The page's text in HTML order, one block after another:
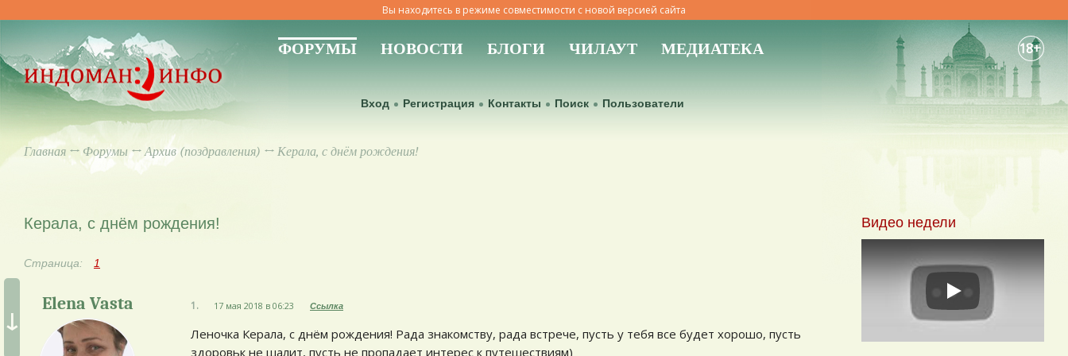
Вы находитесь в режиме совместимости с новой версией сайта
ФОРУМЫ НОВОСТИ БЛОГИ ЧИЛАУТ МЕДИАТЕКА 18+
Вход Регистрация Контакты Поиск Пользователи
Главная ↔ Форумы↔Архив (поздравления) ↔ Керала, с днём рождения!
↓
Видео недели
Play
Керала, с днём рождения!
Страница: 1
Elena Vasta 1. 17 мая 2018 в 06:23 Ссылка
Леночка Керала, с днём рождения! Рада знакомству, рада встрече, пусть у тебя все будет хорошо, пусть
здоровьк не шалит, пусть не пропадает интерес к путешествиям)